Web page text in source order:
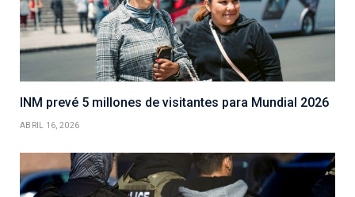
INM prevé 5 millones de visitantes para Mundial 2026
ABRIL 16, 2026